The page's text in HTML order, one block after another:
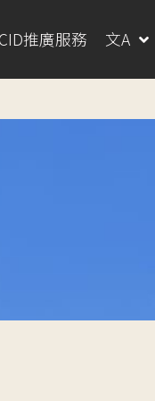
推廣服務 文A